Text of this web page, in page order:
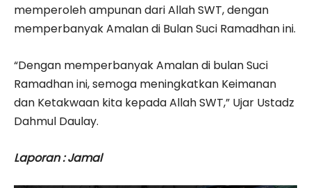
memperoleh ampunan dari Allah SWT, dengan
memperbanyak Amalan di Bulan Suci Ramadhan ini.
“Dengan memperbanyak Amalan di bulan Suci
Ramadhan ini, semoga meningkatkan Keimanan
dan Ketakwaan kita kepada Allah SWT,” Ujar Ustadz
Dahmul Daulay.
Laporan : Jamal